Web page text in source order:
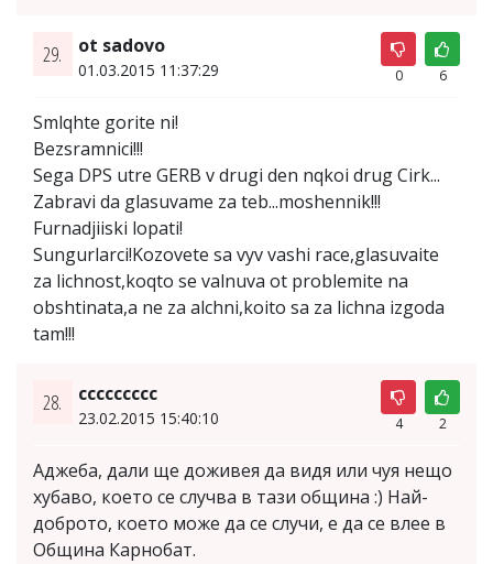
29. ot sadovo
01.03.2015 11:37:29 0 6
Smlqhte gorite ni!
Bezsramnici!!!
Sega DPS utre GERB v drugi den nqkoi drug Cirk...
Zabravi da glasuvame za teb...moshennik!!!
Furnadjiiski lopati!
Sungurlarci!Kozovete sa vyv vashi race,glasuvaite
za lichnost,koqto se valnuva ot problemite na
obshtinata,a ne za alchni,koito sa za lichna izgoda
tam!!!
28. ccccccccc
23.02.2015 15:40:10 4 2
Аджeба, дали ще доживея да видя или чуя нещо
хубаво, което се случва в тази община :) Най-
доброто, което може да се случи, е да се влее в
Община Карнобат.